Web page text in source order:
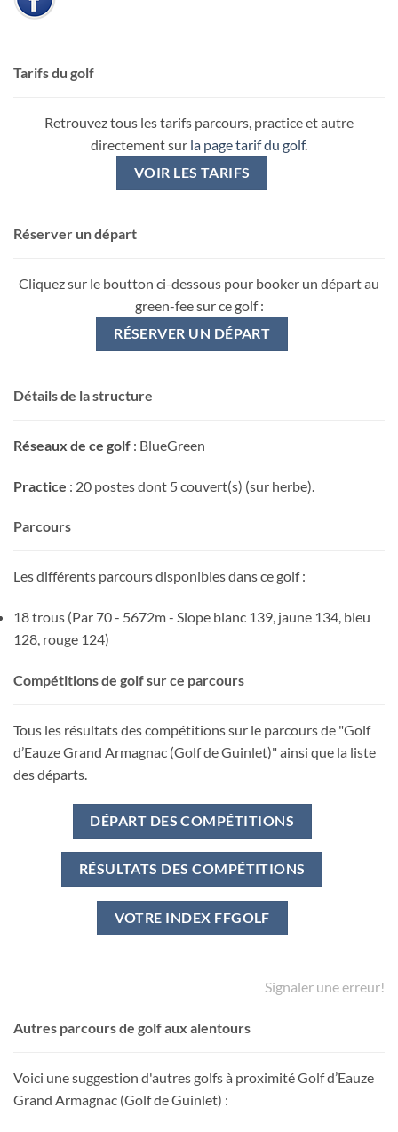
Tarifs du golf
Retrouvez tous les tarifs parcours, practice et autre
directement sur la page tarif du golf.
VOIR LES TARIFS
Réserver un départ
Cliquez sur le boutton ci-dessous pour booker un départ au
green-fee sur ce golf :
RÉSERVER UN DÉPART
Détails de la structure
Réseaux de ce golf : BlueGreen
Practice : 20 postes dont 5 couvert(s) (sur herbe).
Parcours
Les différents parcours disponibles dans ce golf :
18 trous (Par 70 - 5672m - Slope blanc 139, jaune 134, bleu
128, rouge 124)
Compétitions de golf sur ce parcours
Tous les résultats des compétitions sur le parcours de "Golf
d’Eauze Grand Armagnac (Golf de Guinlet)" ainsi que la liste
des départs.
DÉPART DES COMPÉTITIONS
RÉSULTATS DES COMPÉTITIONS
VOTRE INDEX FFGOLF
Signaler une erreur!
Autres parcours de golf aux alentours
Voici une suggestion d'autres golfs à proximité Golf d’Eauze
Grand Armagnac (Golf de Guinlet) :